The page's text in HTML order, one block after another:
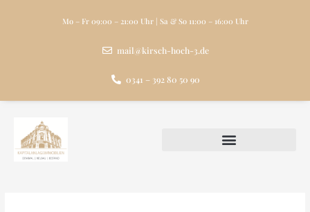
Mo – Fr 09:00 – 21:00 Uhr | Sa & So 11:00 – 16:00 Uhr
mail@kirsch-hoch-3.de
0341 – 392 80 50 90